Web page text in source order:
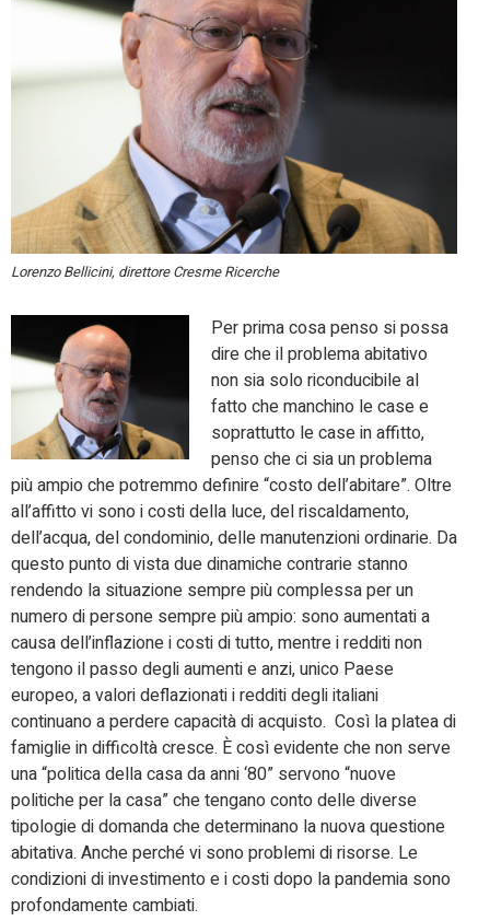
Lorenzo Bellicini, direttore Cresme Ricerche
Per prima cosa penso si possa
dire che il problema abitativo
non sia solo riconducibile al
fatto che manchino le case e
soprattutto le case in affitto,
penso che ci sia un problema
più ampio che potremmo definire “costo dell’abitare”. Oltre
all’affitto vi sono i costi della luce, del riscaldamento,
dell’acqua, del condominio, delle manutenzioni ordinarie. Da
questo punto di vista due dinamiche contrarie stanno
rendendo la situazione sempre più complessa per un
numero di persone sempre più ampio: sono aumentati a
causa dell’inflazione i costi di tutto, mentre i redditi non
tengono il passo degli aumenti e anzi, unico Paese
europeo, a valori deflazionati i redditi degli italiani
continuano a perdere capacità di acquisto. Così la platea di
famiglie in difficoltà cresce. È così evidente che non serve
una “politica della casa da anni ‘80” servono “nuove
politiche per la casa” che tengano conto delle diverse
tipologie di domanda che determinano la nuova questione
abitativa. Anche perché vi sono problemi di risorse. Le
condizioni di investimento e i costi dopo la pandemia sono
profondamente cambiati.